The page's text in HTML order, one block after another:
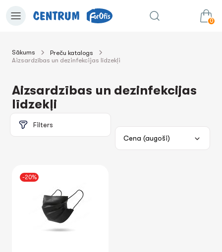
0
uz grozu
Sākums
Preču katalogs
Aizsardzības un dezinfekcijas līdzekļi
Aizsardzības un dezinfekcijas
līdzekļi
Filters
-20%